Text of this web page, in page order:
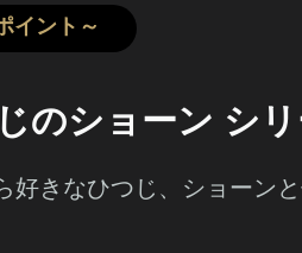
イント～
のショーン シ
好きなひつじ、ショーン